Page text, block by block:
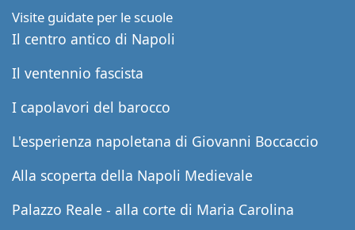
Visite guidate per le scuole
Il centro antico di Napoli
Il ventennio fascista
I capolavori del barocco
L'esperienza napoletana di Giovanni Boccaccio
Alla scoperta della Napoli Medievale
Palazzo Reale - alla corte di Maria Carolina